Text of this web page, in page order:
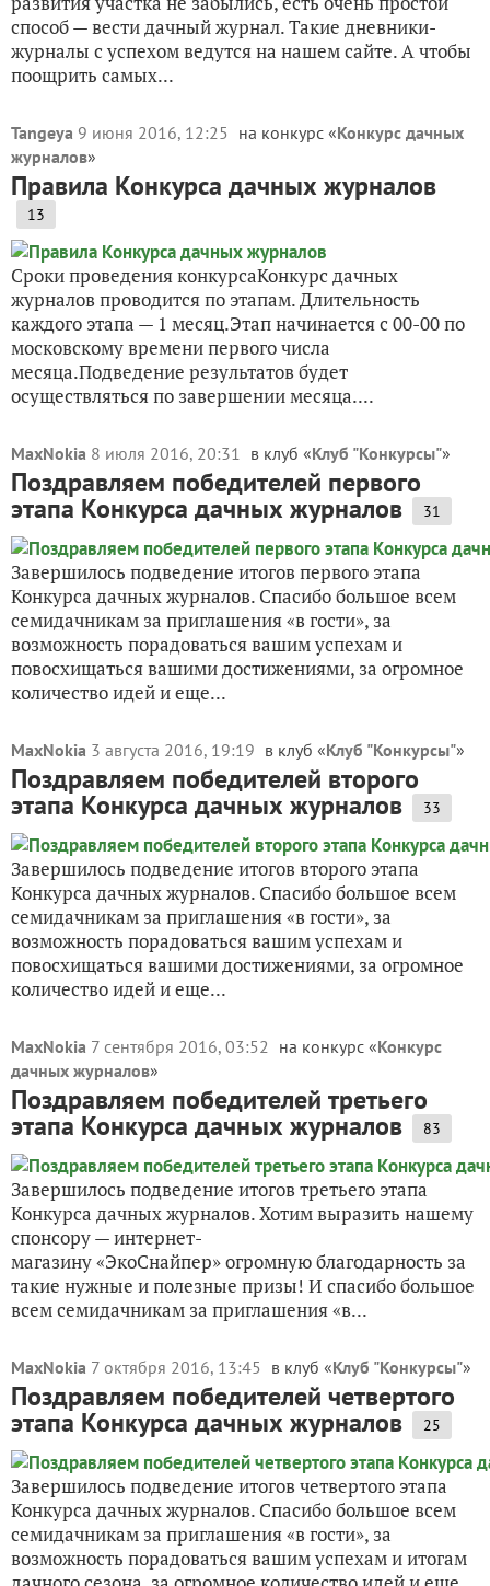
способ — вести дачный журнал. Такие дневники-
журналы с успехом ведутся на нашем сайте. А чтобы
поощрить самых...
Tangeya 9 июня 2016, 12:25 на конкурс «Конкурс дачных
журналов»
Правила Конкурса дачных журналов
13
Сроки проведения конкурсаКонкурс дачных
журналов проводится по этапам. Длительность
каждого этапа — 1 месяц.Этап начинается с 00-00 по
московскому времени первого числа
месяца.Подведение результатов будет
осуществляться по завершении месяца....
MaxNokia 8 июля 2016, 20:31 в клуб «Клуб "Конкурсы"»
Поздравляем победителей первого
этапа Конкурса дачных журналов 31
Завершилось подведение итогов первого этапа
Конкурса дачных журналов. Спасибо большое всем
семидачникам за приглашения «в гости», за
возможность порадоваться вашим успехам и
повосхищаться вашими достижениями, за огромное
количество идей и еще...
MaxNokia 3 августа 2016, 19:19 в клуб «Клуб "Конкурсы"»
Поздравляем победителей второго
этапа Конкурса дачных журналов 33
Завершилось подведение итогов второго этапа
Конкурса дачных журналов. Спасибо большое всем
семидачникам за приглашения «в гости», за
возможность порадоваться вашим успехам и
повосхищаться вашими достижениями, за огромное
количество идей и еще...
MaxNokia 7 сентября 2016, 03:52 на конкурс «Конкурс
дачных журналов»
Поздравляем победителей третьего
этапа Конкурса дачных журналов 83
Завершилось подведение итогов третьего этапа
Конкурса дачных журналов. Хотим выразить нашему
спонсору — интернет-
магазину «ЭкоСнайпер» огромную благодарность за
такие нужные и полезные призы! И спасибо большое
всем семидачникам за приглашения «в...
MaxNokia 7 октября 2016, 13:45 в клуб «Клуб "Конкурсы"»
Поздравляем победителей четвертого
этапа Конкурса дачных журналов 25
Завершилось подведение итогов четвертого этапа
Конкурса дачных журналов. Спасибо большое всем
семидачникам за приглашения «в гости», за
возможность порадоваться вашим успехам и итогам